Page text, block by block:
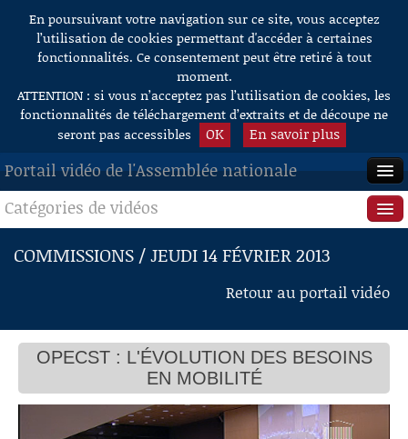
Aller au contenu
En poursuivant votre navigation sur ce site, vous acceptez
l’utilisation de cookies permettant d'accéder à certaines
fonctionnalités. Ce consentement peut être retiré à tout
moment.
ATTENTION : si vous n’acceptez pas l’utilisation de cookies, les
fonctionnalités de téléchargement d’extraits et de découpe ne
seront pas accessibles
OK En savoir plus
Portail vidéo de l'Assemblée nationale
ACCUEIL
EN DIRECT
RECHERCHE
AIDE À LA DÉCOUPE
DE VIDÉOS
Catégories de vidéos
Séance publique
Questions au Gouvernement
Commissions
Présidence
Évènements
COMMISSIONS / JEUDI 14 FÉVRIER 2013
Retour au portail vidéo
OPECST : L'ÉVOLUTION DES BESOINS
EN MOBILITÉ